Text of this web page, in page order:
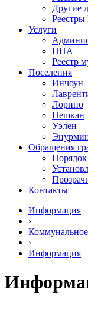
Другие
Услуги
НПА
Реестр
Поселения
Инчоун
Лорино
Нешкан
Уэлен
Обращения
Контакты
Информация
›
Коммунальное
›
Информация